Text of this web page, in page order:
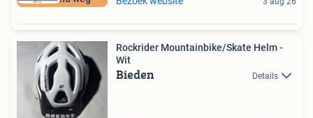
Rockrider Mountainbike/Skate Helm -
Wit
Bieden Details